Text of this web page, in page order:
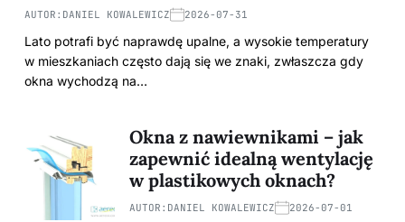
AUTOR: DANIEL KOWALEWICZ 2026-07-31
Lato potrafi być naprawdę upalne, a wysokie temperatury
w mieszkaniach często dają się we znaki, zwłaszcza gdy
okna wychodzą na…
Okna z nawiewnikami – jak
zapewnić idealną wentylację
w plastikowych oknach?
AUTOR: DANIEL KOWALEWICZ 2026-07-01